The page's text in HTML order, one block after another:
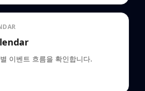
이벤트 흐름을 확인합니다.